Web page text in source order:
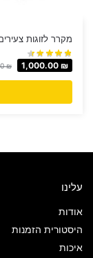
מקרר לזוגות צעירים ‏260 ‏ליטר
₪ 1,000.00 ₪
עלינו
אודות
היסטורית הזמנות
איכות